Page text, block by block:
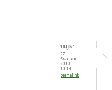
บุญพา
27
ธันวาคม,
2010 -
10:14
permalink